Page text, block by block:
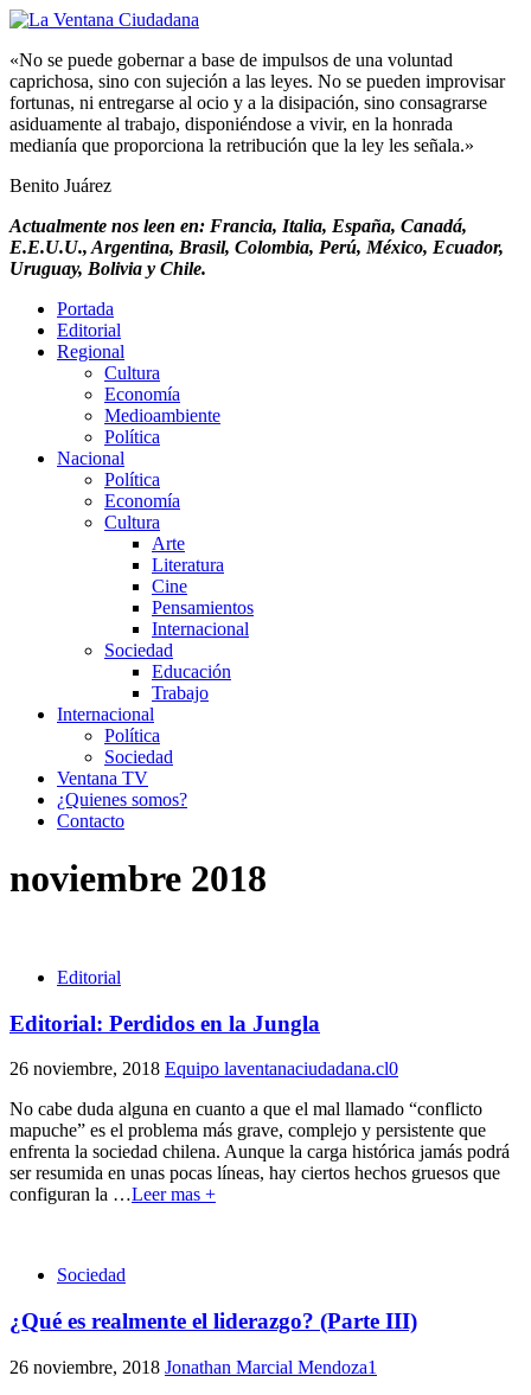
«No se puede gobernar a base de impulsos de una voluntad
caprichosa, sino con sujeción a las leyes. No se pueden improvisar
fortunas, ni entregarse al ocio y a la disipación, sino consagrarse
asiduamente al trabajo, disponiéndose a vivir, en la honrada
medianía que proporciona la retribución que la ley les señala.»
Benito Juárez
Actualmente nos leen en: Francia, Italia, España, Canadá,
E.E.U.U., Argentina, Brasil, Colombia, Perú, México, Ecuador,
Uruguay, Bolivia y Chile.
Portada
Editorial
Regional
Cultura
Economía
Medioambiente
Política
Nacional
Política
Economía
Cultura
Arte
Literatura
Cine
Pensamientos
Internacional
Sociedad
Educación
Trabajo
Internacional
Política
Sociedad
Ventana TV
¿Quienes somos?
Contacto
noviembre 2018
Editorial
Editorial: Perdidos en la Jungla
26 noviembre, 2018 Equipo laventanaciudadana.cl0
No cabe duda alguna en cuanto a que el mal llamado “conflicto
mapuche” es el problema más grave, complejo y persistente que
enfrenta la sociedad chilena. Aunque la carga histórica jamás podrá
ser resumida en unas pocas líneas, hay ciertos hechos gruesos que
configuran la …Leer mas +
Sociedad
¿Qué es realmente el liderazgo? (Parte III)
26 noviembre, 2018 Jonathan Marcial Mendoza1